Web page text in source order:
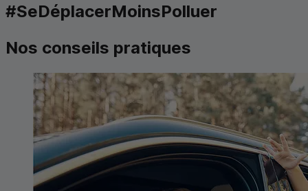
#SeDéplacerMoinsPolluer
Nos conseils pratiques